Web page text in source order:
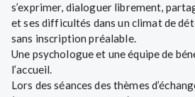
s’exprimer, dialoguer librement,
et ses difficultés dans un climat de
sans inscription préalable.
Une psychologue et une équipe de
l’accueil.
Lors des séances des thèmes